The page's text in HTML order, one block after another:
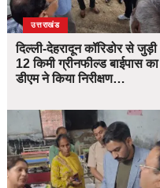
उत्तराखंड
दिल्ली-देहरादून कॉरिडोर से जुड़ी
12 किमी ग्रीनफील्ड बाईपास का
डीएम ने किया निरीक्षण…